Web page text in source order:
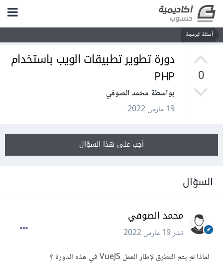
أسئلة البرمجة
0
دورة تطوير تطبيقات الويب باستخدام
PHP
بواسطة محمد الصوفي
19 مارس 2022
أجب على هذا السؤال
السؤال
محمد الصوفي
نشر19 مارس 2022
لماذا لم يتم التطرق لإطار العمل VueJS في هذه الدورة ؟